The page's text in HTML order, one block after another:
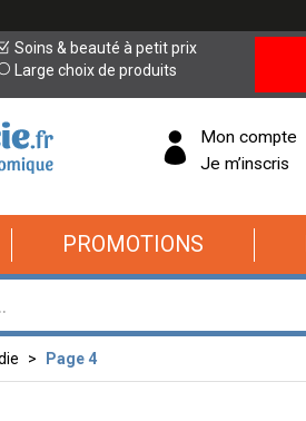
Soins & beauté à petit prix
Large choix de produits
Offres
Mon compte
Je m’inscris
PROMOTIONS
Page 4